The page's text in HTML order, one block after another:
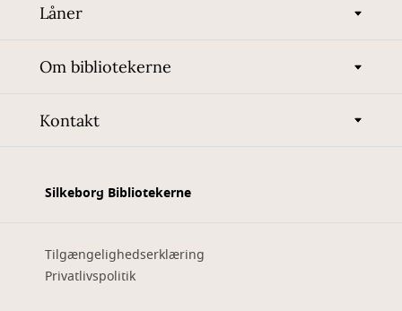
Låner
Om bibliotekerne
Kontakt
Silkeborg Bibliotekerne
Tilgængelighedserklæring
Privatlivspolitik